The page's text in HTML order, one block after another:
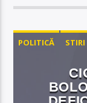
POLITICĂ STIRI